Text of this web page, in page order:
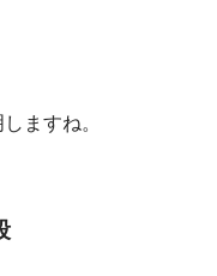
ますね。